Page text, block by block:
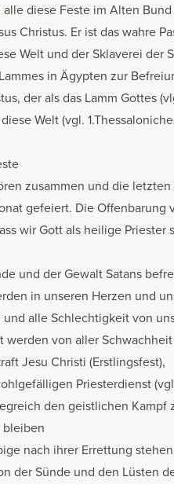
alle diese Feste im Alten
Christus. Er ist das wahre
Welt und der Sklaverei der
in Ägypten zur
der als das Lamm Gottes
Welt (vgl.
zusammen und die
gefeiert. Die Offenbarung
wir Gott als heilige
und der Gewalt Satans
in unseren Herzen und
alle Schlechtigkeit von
werden von aller
Jesu Christi (Erstlingsfest),
Priesterdienst
den geistlichen Kampf
bleiben
nach ihrer Errettung
der Sünde und den Lüsten